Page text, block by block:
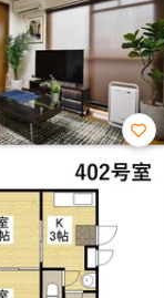
お気
に入
り登